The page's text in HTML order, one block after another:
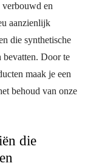
verbouwd en
aanzienlijk
die synthetische
bevatten. Door te
maak je een
behoud van onze
die